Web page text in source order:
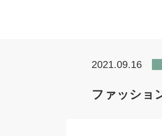
2021.09.16
ファッショ